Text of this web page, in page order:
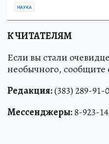
НАУКА
К ЧИТАТЕЛЯМ
Если вы стали
необычного, сообщите
Редакция:(383) 289-91-
Мессенджеры:8-923-